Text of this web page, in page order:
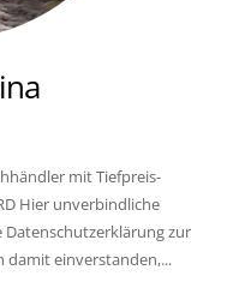
mit Tiefpreis-
Hier unverbindliche
Datenschutzerklärung zur
damit einverstanden,...